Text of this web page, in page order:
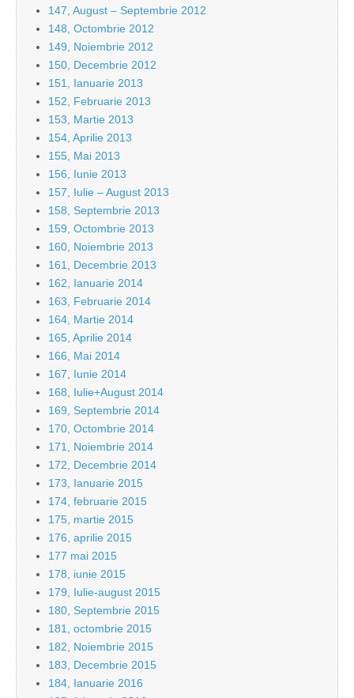
147, August – Septembrie 2012
148, Octombrie 2012
149, Noiembrie 2012
150, Decembrie 2012
151, Ianuarie 2013
152, Februarie 2013
153, Martie 2013
154, Aprilie 2013
155, Mai 2013
156, Iunie 2013
157, Iulie – August 2013
158, Septembrie 2013
159, Octombrie 2013
160, Noiembrie 2013
161, Decembrie 2013
162, Ianuarie 2014
163, Februarie 2014
164, Martie 2014
165, Aprilie 2014
166, Mai 2014
167, Iunie 2014
168, Iulie+August 2014
169, Septembrie 2014
170, Octombrie 2014
171, Noiembrie 2014
172, Decembrie 2014
173, Ianuarie 2015
174, februarie 2015
175, martie 2015
176, aprilie 2015
177 mai 2015
178, iunie 2015
179, Iulie-august 2015
180, Septembrie 2015
181, octombrie 2015
182, Noiembrie 2015
183, Decembrie 2015
184, Ianuarie 2016